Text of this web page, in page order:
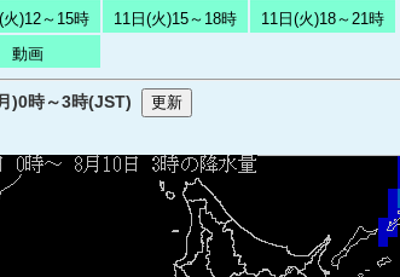
火)12～15時 11日(火)15～18時
11日(火)18～21時
動画
)0時～3時(JST) 更新